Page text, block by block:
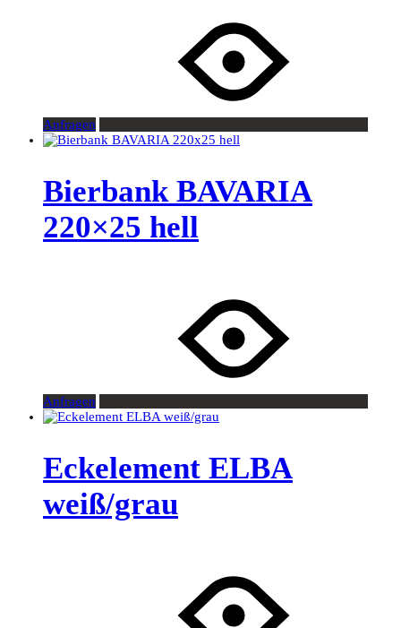
Anfragen
Bierbank BAVARIA
220×25 hell
Anfragen
Eckelement ELBA
weiß/grau